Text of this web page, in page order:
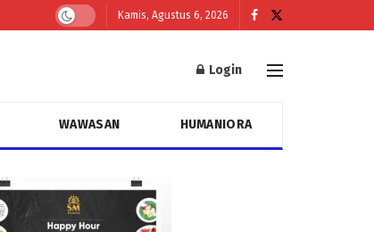
Kamis, Agustus 6, 2026
Login
WAWASAN HUMANIORA